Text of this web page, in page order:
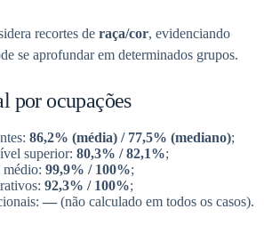
recortes de raça/cor, evidenciando
se aprofundar em determinados grupos.
por ocupações
86,2% (média) / 77,5% (mediano);
superior: 80,3% / 82,1%;
99,9% / 100%;
92,3% / 100%;
— (não calculado em todos os casos).